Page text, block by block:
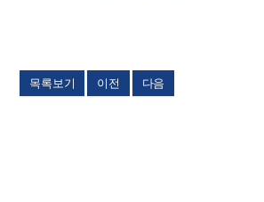
목록보기 이전 다음